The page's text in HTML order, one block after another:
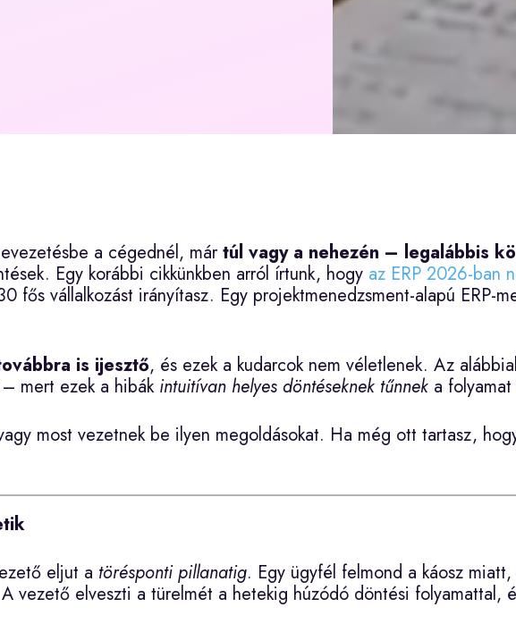
a cégednél, mártúl vagy a nehezén – legalábbis
Egy korábbi cikkünkben arról írtunk, hogy az ERP 2026-ban
fős vállalkozást irányítasz. Egy projektmenedzsment-alapú ERP-
is ijesztő, és ezek a kudarcok nem véletlenek. Az
mert ezek a hibák intuitívan helyes döntéseknek tűnnek a
most vezetnek be ilyen megoldásokat. Ha még ott tartasz,
eljut a törésponti pillanatig. Egy ügyfél felmond a káosz
vezető elveszti a türelmét a hetekig húzódó döntési folyamattal,